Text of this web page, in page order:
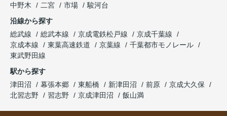
中野木
二宮 市場
駿河台
沿線から探す
総武線
総武本線 京成電鉄松戸線
京成千葉線
京成本線
東葉高速鉄道 京葉線
千葉都市モノレール
東武野田線
駅から探す
津田沼
幕張本郷 東船橋 新津田沼 前原
京成大久保
北習志野
習志野 京成津田沼 飯山満